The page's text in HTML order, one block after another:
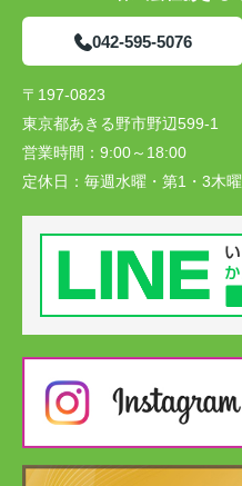
042-595-5076
〒197-0823
東京都あきる野市野辺599-1
営業時間： 9:00～18:00
定休日： 毎週水曜・第1・3木曜